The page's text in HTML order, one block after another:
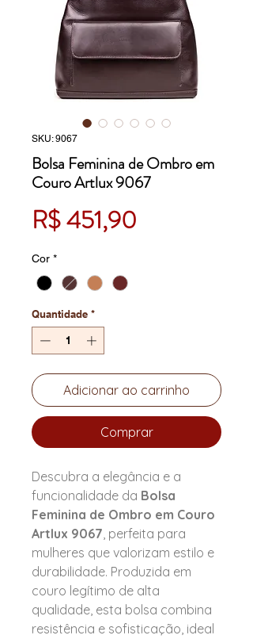
SKU: 9067
Bolsa Feminina de Ombro em
Couro Artlux 9067
R$ 451,90
Cor *
Quantidade *
Adicionar ao carrinho
Comprar
Descubra a elegância e a
funcionalidade da Bolsa
Feminina de Ombro em Couro
Artlux 9067, perfeita para
mulheres que valorizam estilo e
durabilidade. Produzida em
couro legítimo de alta
qualidade, esta bolsa combina
resistência e sofisticação, ideal